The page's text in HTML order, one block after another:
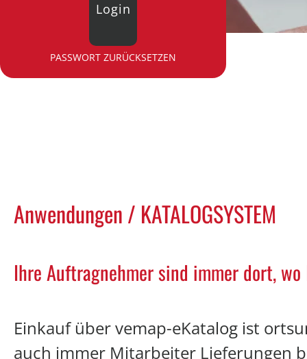
PASSWORT ZURÜCKSETZEN
Anwendungen / KATALOGSYSTEM
Ihre Auftragnehmer sind immer dort,
Einkauf übervemap-eKatalog ist
auch immer Mitarbeiter Lieferungen